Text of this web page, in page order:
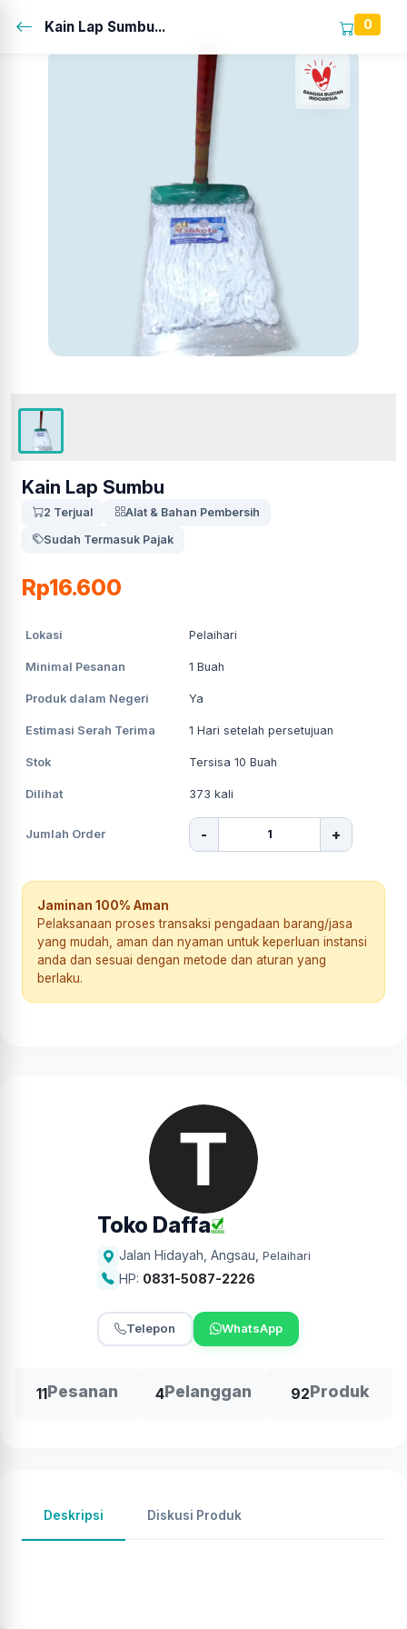
Kain Lap Sumbu... 0
Kain Lap Sumbu
2 Terjual
Alat & Bahan Pembersih
Sudah Termasuk Pajak
Rp16.600
Lokasi Pelaihari
Minimal Pesanan 1 Buah
Produk dalam Negeri Ya
Estimasi Serah Terima 1 Hari setelah persetujuan
Stok Tersisa 10 Buah
Dilihat 373 kali
Jumlah Order - +
Jaminan 100% Aman
Pelaksanaan proses transaksi pengadaan barang/jasa
yang mudah, aman dan nyaman untuk keperluan instansi
anda dan sesuai dengan metode dan aturan yang
berlaku.
Toko Daffa
Jalan Hidayah, Angsau Pelaihari
HP: 0831-5087-2226
Telepon WhatsApp
11Pesanan 4Pelanggan 92Produk
Deskripsi Diskusi Produk